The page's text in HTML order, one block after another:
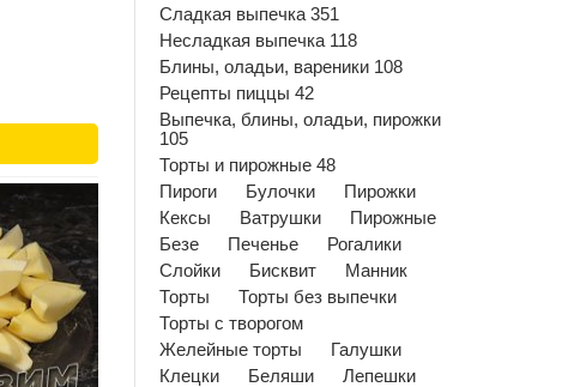
Сладкая выпечка 351
Несладкая выпечка 118
Блины, оладьи, вареники 108
Рецепты пиццы 42
Выпечка, блины, оладьи, пирожки
105
Торты и пирожные 48
Пироги
Булочки
Пирожки
Кексы
Ватрушки
Пирожные
Безе
Печенье
Рогалики
Слойки
Бисквит
Манник
Торты
Торты без выпечки
Торты с творогом
Желейные торты
Галушки
Клецки
Беляши
Лепешки